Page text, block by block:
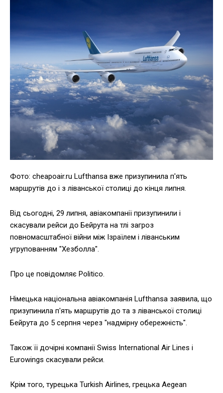
Фото: cheapoair.ru Lufthansa вже призупинила п'ять
маршрутів до і з ліванської столиці до кінця липня.
Від сьогодні, 29 липня, авіакомпанії призупинили і
скасували рейси до Бейрута на тлі загроз
повномасштабної війни між Ізраїлем і ліванським
угрупованням "Хезболла".
Про це повідомляє Politico.
Німецька національна авіакомпанія Lufthansa заявила, що
призупинила п'ять маршрутів до та з ліванської столиці
Бейрута до 5 серпня через "надмірну обережність".
Також її дочірні компанії Swiss International Air Lines і
Eurowings скасували рейси.
Крім того, турецька Turkish Airlines, грецька Aegean